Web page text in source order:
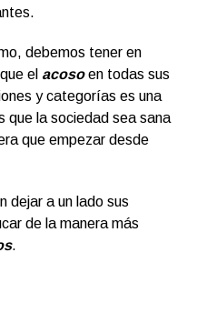
debemos tener en
el acosoen todas sus
y categorías es una
que la sociedad sea sana
que empezar desde
dejar a un lado sus
de la manera más
.